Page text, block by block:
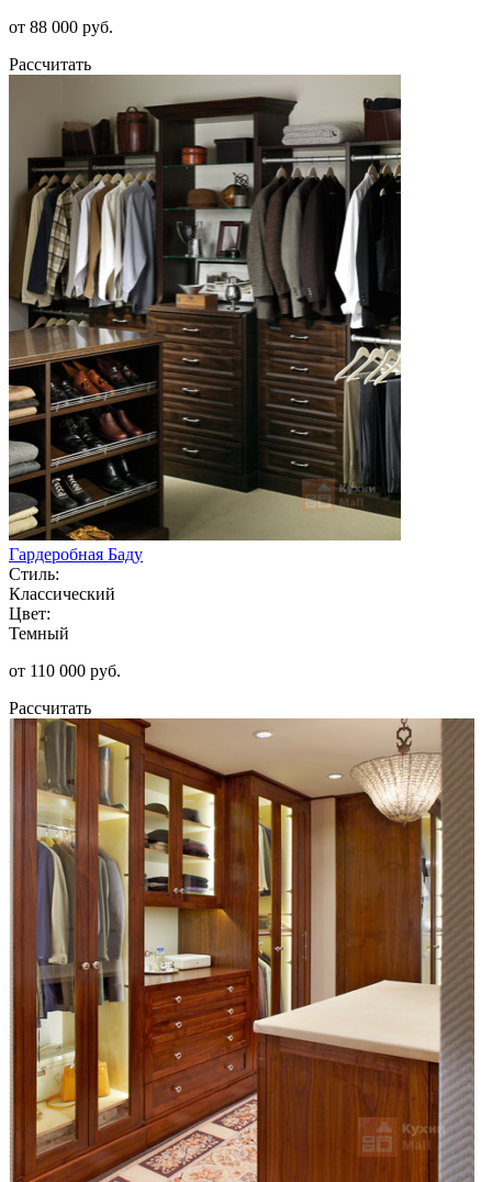
от 88 000 руб.
Рассчитать
Гардеробная Баду
Стиль:
Классический
Цвет:
Темный
от 110 000 руб.
Рассчитать